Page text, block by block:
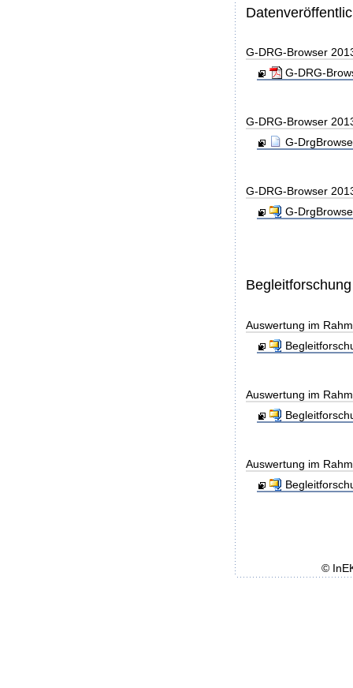
G-DRG-Browser
G-DRG-
G-DRG-Browser
G-
G-DRG-Browser
G-
Begleitforschung
Auswertung im
Auswertung im
Auswertung im
©